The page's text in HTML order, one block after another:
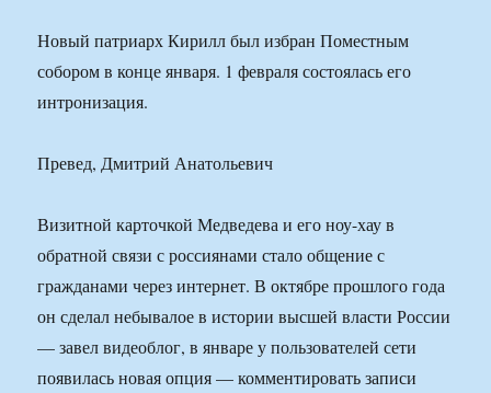
Новый патриарх Кирилл был избран Поместным
собором в конце января. 1 февраля состоялась его
интронизация.
Превед, Дмитрий Анатольевич
Визитной карточкой Медведева и его ноу-хау в
обратной связи с россиянами стало общение с
гражданами через интернет. В октябре прошлого года
он сделал небывалое в истории высшей власти России
— завел видеоблог, в январе у пользователей сети
появилась новая опция — комментировать записи